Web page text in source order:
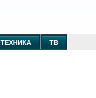
новых условиях
ТЕХНИКА ТВ